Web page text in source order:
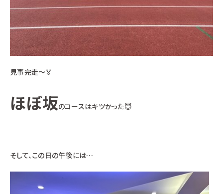
見事完走～🏅
ほぼ坂のコースはキツかった😇
そして、この日の午後には…